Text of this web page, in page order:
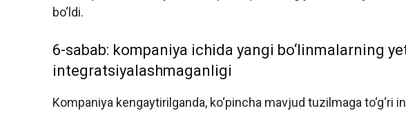
bo‘ldi.
6-sabab: kompaniya ichida yangi bo‘linmalarning
integratsiyalashmaganligi
Kompaniya kengaytirilganda, ko‘pincha mavjud tuzilmaga to‘g‘ri